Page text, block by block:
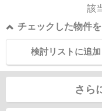
該
チェックした物件
検討リストに追加
さら